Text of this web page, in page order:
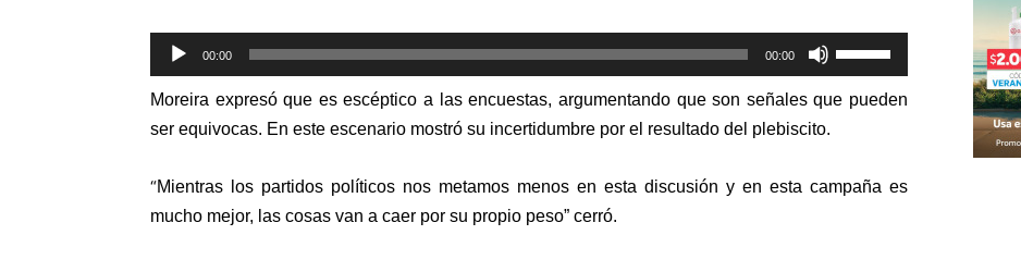
para
o
volumen.
Reproductor
de
audio
00:00 00:00
las
teclas
arriba/abajo
Moreira expresó que es escéptico a las encuestas, argumentando que son señales que pueden
ser equivocas. En este escenario mostró su incertidumbre por el resultado del plebiscito.
“Mientras los partidos políticos nos metamos menos en esta discusión y en esta campaña es
mucho mejor, las cosas van a caer por su propio peso” cerró.